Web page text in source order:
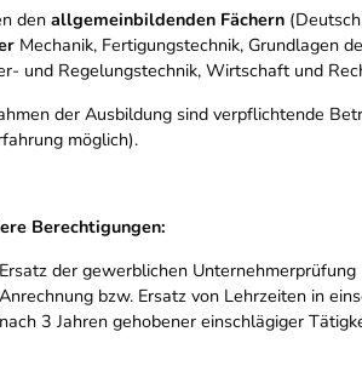
den allgemeinbildenden Fächern
Mechanik, Fertigungstechnik, Grundlagen
und Regelungstechnik, Wirtschaft und
der Ausbildung sind verpflichtende
möglich).
Berechtigungen:
Ersatz der gewerblichen Unternehmerprüfung
Anrechnung bzw. Ersatz von Lehrzeiten in
nach 3 Jahren gehobener einschlägiger